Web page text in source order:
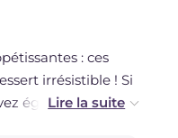
fer-blanc pendant
la pâte sablée
besoin au
: ces
irrésistible ! Si
également